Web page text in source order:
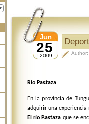
25
Jun
2009 Author:
Río Pastaza
En la provincia de
adquirir una
El río Pastaza que se